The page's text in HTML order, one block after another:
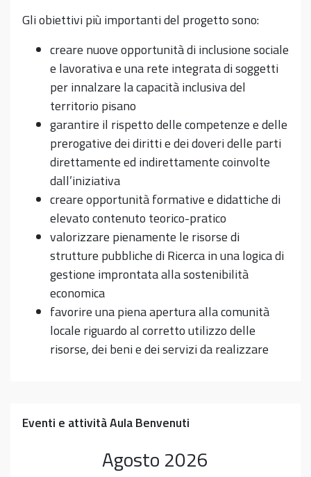
Gli obiettivi più importanti del progetto sono:
creare nuove opportunità di inclusione sociale
e lavorativa e una rete integrata di soggetti
per innalzare la capacità inclusiva del
territorio pisano
garantire il rispetto delle competenze e delle
prerogative dei diritti e dei doveri delle parti
direttamente ed indirettamente coinvolte
dall’iniziativa
creare opportunità formative e didattiche di
elevato contenuto teorico-pratico
valorizzare pienamente le risorse di
strutture pubbliche di Ricerca in una logica di
gestione improntata alla sostenibilità
economica
favorire una piena apertura alla comunità
locale riguardo al corretto utilizzo delle
risorse, dei beni e dei servizi da realizzare
Eventi e attività Aula Benvenuti
Agosto 2026